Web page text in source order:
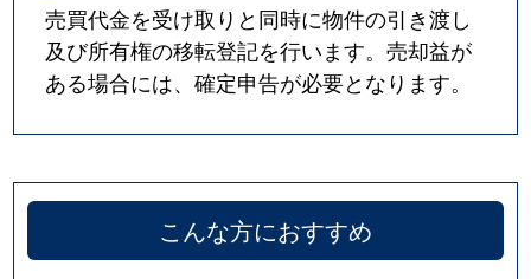
売買代金を受け取りと同時に物件の引き渡し
及び所有権の移転登記を行います。売却益が
ある場合には、確定申告が必要となります。
こんな方におすすめ